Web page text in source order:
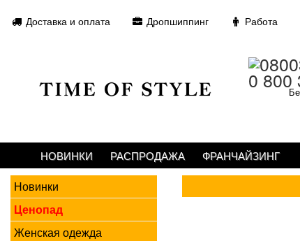
Доставка и оплата Дропшиппинг Работа
0 800
НОВИНКИ РАСПРОДАЖА ФРАНЧАЙЗИНГ
Новинки
Ценопад
Женская одежда